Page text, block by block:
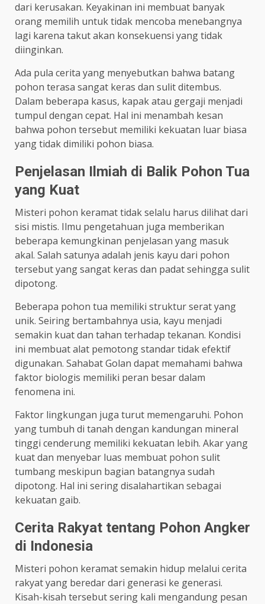
dari kerusakan. Keyakinan ini membuat banyak
orang memilih untuk tidak mencoba menebangnya
lagi karena takut akan konsekuensi yang tidak
diinginkan.
Ada pula cerita yang menyebutkan bahwa batang
pohon terasa sangat keras dan sulit ditembus.
Dalam beberapa kasus, kapak atau gergaji menjadi
tumpul dengan cepat. Hal ini menambah kesan
bahwa pohon tersebut memiliki kekuatan luar biasa
yang tidak dimiliki pohon biasa.
Penjelasan Ilmiah di Balik Pohon Tua
yang Kuat
Misteri pohon keramat tidak selalu harus dilihat dari
sisi mistis. Ilmu pengetahuan juga memberikan
beberapa kemungkinan penjelasan yang masuk
akal. Salah satunya adalah jenis kayu dari pohon
tersebut yang sangat keras dan padat sehingga sulit
dipotong.
Beberapa pohon tua memiliki struktur serat yang
unik. Seiring bertambahnya usia, kayu menjadi
semakin kuat dan tahan terhadap tekanan. Kondisi
ini membuat alat pemotong standar tidak efektif
digunakan. Sahabat Golan dapat memahami bahwa
faktor biologis memiliki peran besar dalam
fenomena ini.
Faktor lingkungan juga turut memengaruhi. Pohon
yang tumbuh di tanah dengan kandungan mineral
tinggi cenderung memiliki kekuatan lebih. Akar yang
kuat dan menyebar luas membuat pohon sulit
tumbang meskipun bagian batangnya sudah
dipotong. Hal ini sering disalahartikan sebagai
kekuatan gaib.
Cerita Rakyat tentang Pohon Angker
di Indonesia
Misteri pohon keramat semakin hidup melalui cerita
rakyat yang beredar dari generasi ke generasi.
Kisah-kisah tersebut sering kali mengandung pesan